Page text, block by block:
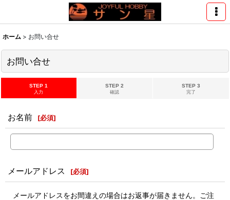
ホーム > お問い合せ
お問い合せ
STEP 1
入力
STEP 2
確認
STEP 3
完了
お名前 [必須]
メールアドレス [必須]
メールアドレスをお間違えの場合はお返事が届きません。ご注